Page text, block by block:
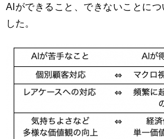
AIができること、できないことに
した。